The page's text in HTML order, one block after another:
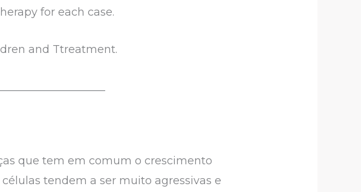
for each case.
and Ttreatment.
que tem em comum o crescimento
tendem a ser muito agressivas e